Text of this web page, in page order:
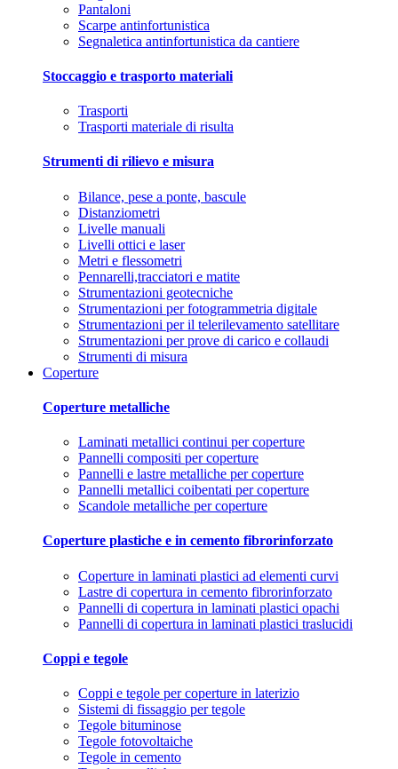
Pantaloni
Scarpe antinfortunistica
Segnaletica antinfortunistica da cantiere
Stoccaggio e trasporto materiali
Trasporti
Trasporti materiale di risulta
Strumenti di rilievo e misura
Bilance, pese a ponte, bascule
Distanziometri
Livelle manuali
Livelli ottici e laser
Metri e flessometri
Pennarelli,tracciatori e matite
Strumentazioni geotecniche
Strumentazioni per fotogrammetria digitale
Strumentazioni per il telerilevamento satellitare
Strumentazioni per prove di carico e collaudi
Strumenti di misura
Coperture
Coperture metalliche
Laminati metallici continui per coperture
Pannelli compositi per coperture
Pannelli e lastre metalliche per coperture
Pannelli metallici coibentati per coperture
Scandole metalliche per coperture
Coperture plastiche e in cemento fibrorinforzato
Coperture in laminati plastici ad elementi curvi
Lastre di copertura in cemento fibrorinforzato
Pannelli di copertura in laminati plastici opachi
Pannelli di copertura in laminati plastici traslucidi
Coppi e tegole
Coppi e tegole per coperture in laterizio
Sistemi di fissaggio per tegole
Tegole bituminose
Tegole fotovoltaiche
Tegole in cemento